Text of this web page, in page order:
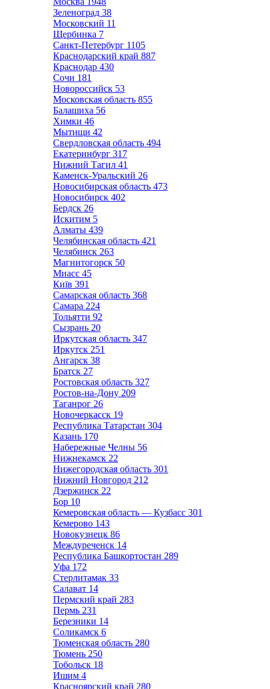
Зеленоград 38
Московский 11
Щербинка 7
Санкт-Петербург 1105
Краснодарский край 887
Краснодар 430
Сочи 181
Новороссийск 53
Московская область 855
Балашиха 56
Химки 46
Мытищи 42
Свердловская область 494
Екатеринбург 317
Нижний Тагил 41
Каменск-Уральский 26
Новосибирская область 473
Новосибирск 402
Бердск 26
Искитим 5
Алматы 439
Челябинская область 421
Челябинск 263
Магнитогорск 50
Миасс 45
Київ 391
Самарская область 368
Самара 224
Тольятти 92
Сызрань 20
Иркутская область 347
Иркутск 251
Ангарск 38
Братск 27
Ростовская область 327
Ростов-на-Дону 209
Таганрог 26
Новочеркасск 19
Республика Татарстан 304
Казань 170
Набережные Челны 56
Нижнекамск 22
Нижегородская область 301
Нижний Новгород 212
Дзержинск 22
Бор 10
Кемеровская область — Кузбасс 301
Кемерово 143
Новокузнецк 86
Междуреченск 14
Республика Башкортостан 289
Уфа 172
Стерлитамак 33
Салават 14
Пермский край 283
Пермь 231
Березники 14
Соликамск 6
Тюменская область 280
Тюмень 250
Тобольск 18
Ишим 4
Красноярский край 280